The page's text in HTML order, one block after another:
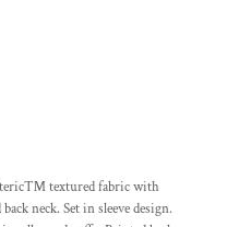
textured fabric with
neck. Set in sleeve design.